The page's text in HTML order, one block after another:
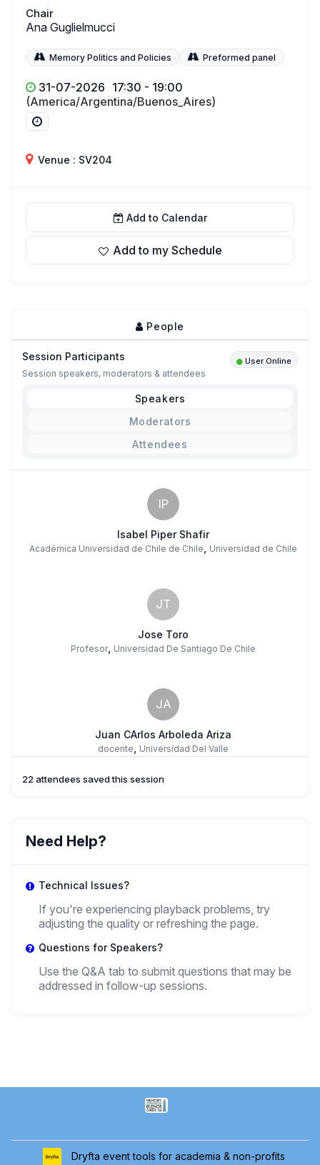
Chair
Ana Guglielmucci
Memory Politics and Policies Preformed panel
31-07-2026 17:30 - 19:00
(America/Argentina/Buenos_Aires)
Venue : SV204
Add to Calendar
Add to my Schedule
People
Session Participants User Online
Session speakers, moderators & attendees
Speakers
Moderators
Attendees
IP
Isabel Piper Shafir
Académica Universidad de Chile de Chile, Universidad de Chile
JT
Jose Toro
Profesor, Universidad De Santiago De Chile
JA
Juan CArlos Arboleda Ariza
docente, Universidad Del Valle
22 attendees saved this session
Need Help?
Technical Issues?
If you're experiencing playback problems, try
adjusting the quality or refreshing the page.
Questions for Speakers?
Use the Q&A tab to submit questions that may be
addressed in follow-up sessions.
Dryfta event tools for academia & non-profits